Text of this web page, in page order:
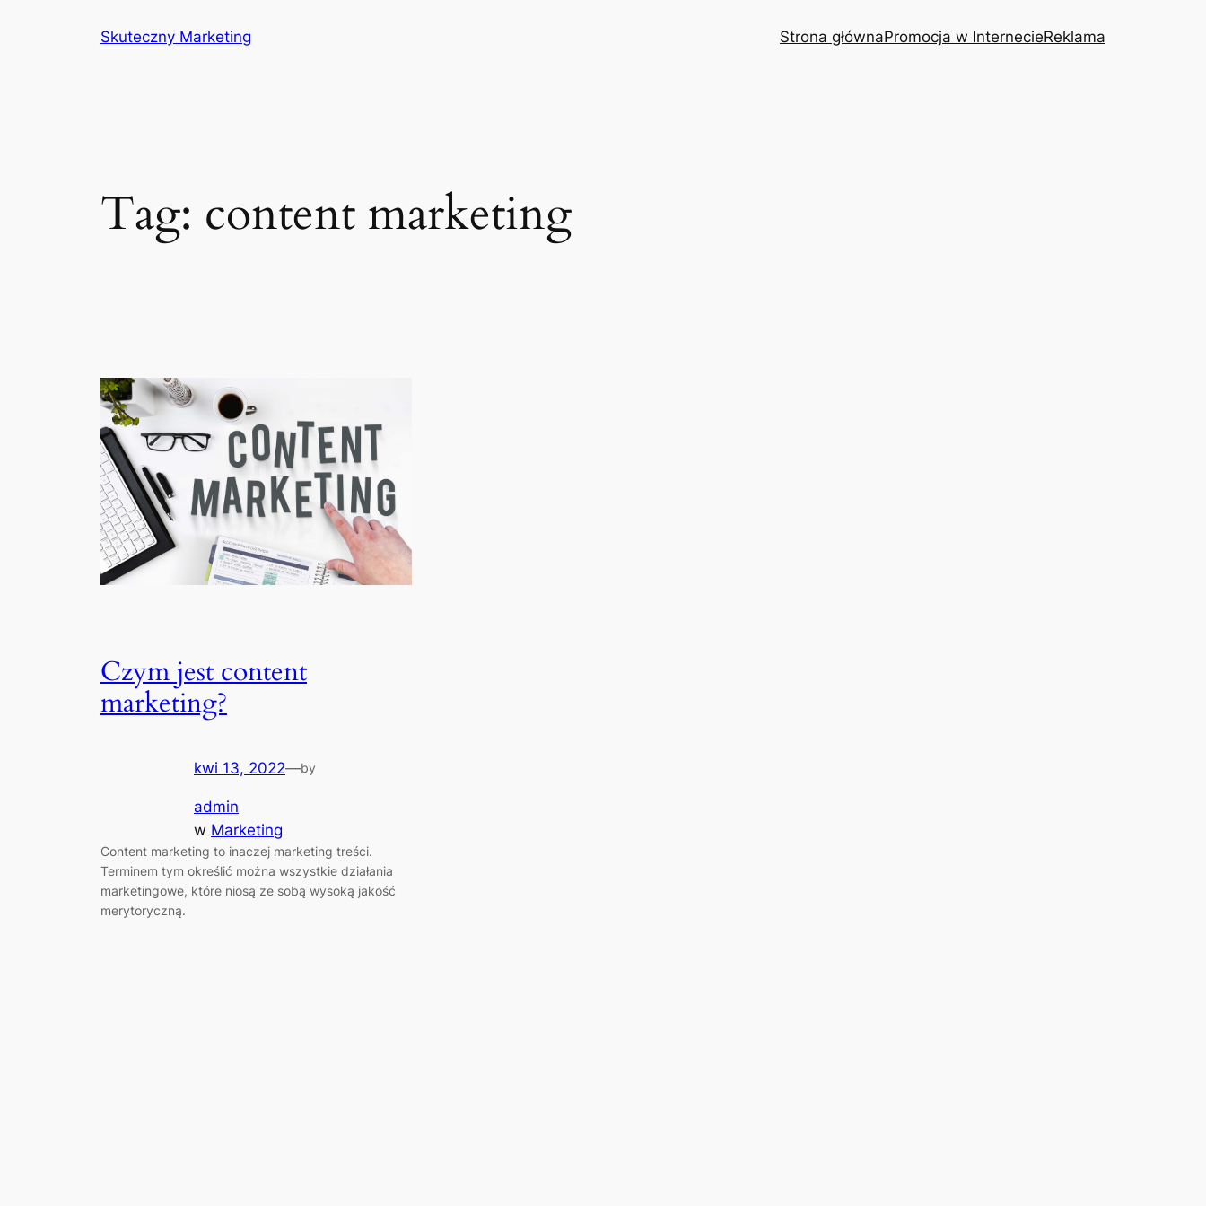
Skuteczny Marketing Strona głównaPromocja w InternecieReklama
Tag: content marketing
Czym jest content
marketing?
kwi 13, 2022—by
admin
w Marketing
Content marketing to inaczej marketing treści.
Terminem tym określić można wszystkie działania
marketingowe, które niosą ze sobą wysoką jakość
merytoryczną.